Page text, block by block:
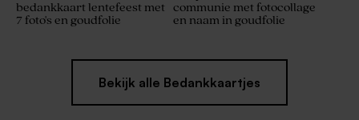
bedankkaart lentefeest met
7 foto's en goudfolie
communie met fotocollage
en naam in goudfolie
Bekijk alle Bedankkaartjes